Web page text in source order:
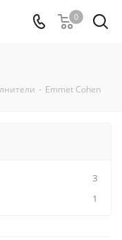
0
- Emmet Cohen
3
1